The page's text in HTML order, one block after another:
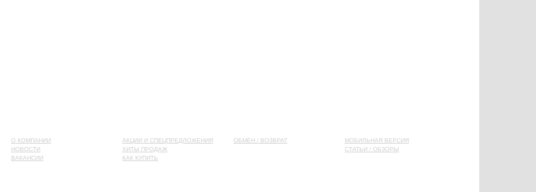
О КОМПАНИИ АКЦИИ И СПЕЦПРЕДЛОЖЕНИЯ ОБМЕН / ВОЗВРАТ
МОБИЛЬНАЯ ВЕРСИЯ
НОВОСТИ
ХИТЫ ПРОДАЖ
СТАТЬИ / ОБЗОРЫ
ВАКАНСИИ
КАК КУПИТЬ